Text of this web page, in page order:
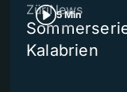
5 Min
ZüriNews
Kalabrien